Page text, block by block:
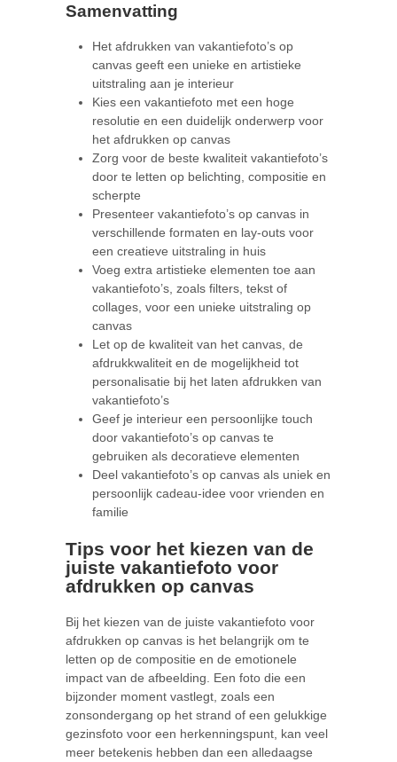
Samenvatting
Het afdrukken van vakantiefoto’s op
canvas geeft een unieke en artistieke
uitstraling aan je interieur
Kies een vakantiefoto met een hoge
resolutie en een duidelijk onderwerp voor
het afdrukken op canvas
Zorg voor de beste kwaliteit vakantiefoto’s
door te letten op belichting, compositie en
scherpte
Presenteer vakantiefoto’s op canvas in
verschillende formaten en lay-outs voor
een creatieve uitstraling in huis
Voeg extra artistieke elementen toe aan
vakantiefoto’s, zoals filters, tekst of
collages, voor een unieke uitstraling op
canvas
Let op de kwaliteit van het canvas, de
afdrukkwaliteit en de mogelijkheid tot
personalisatie bij het laten afdrukken van
vakantiefoto’s
Geef je interieur een persoonlijke touch
door vakantiefoto’s op canvas te
gebruiken als decoratieve elementen
Deel vakantiefoto’s op canvas als uniek en
persoonlijk cadeau-idee voor vrienden en
familie
Tips voor het kiezen van de
juiste vakantiefoto voor
afdrukken op canvas
Bij het kiezen van de juiste vakantiefoto voor
afdrukken op canvas is het belangrijk om te
letten op de compositie en de emotionele
impact van de afbeelding. Een foto die een
bijzonder moment vastlegt, zoals een
zonsondergang op het strand of een gelukkige
gezinsfoto voor een herkenningspunt, kan veel
meer betekenis hebben dan een alledaagse